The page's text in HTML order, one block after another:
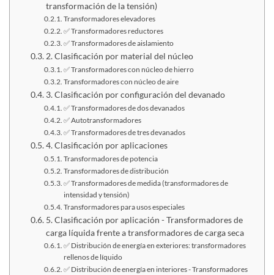
transformación de la tensión)
Transformadores elevadores
✅ Transformadores reductores
✅ Transformadores de aislamiento
2. Clasificación por material del núcleo
✅ Transformadores con núcleo de hierro
Transformadores con núcleo de aire
3. Clasificación por configuración del devanado
✅ Transformadores de dos devanados
✅ Autotransformadores
✅ Transformadores de tres devanados
4. Clasificación por aplicaciones
Transformadores de potencia
Transformadores de distribución
✅ Transformadores de medida (transformadores de
intensidad y tensión)
Transformadores para usos especiales
5. Clasificación por aplicación - Transformadores de
carga líquida frente a transformadores de carga seca
✅ Distribución de energía en exteriores: transformadores
rellenos de líquido
✅ Distribución de energía en interiores - Transformadores